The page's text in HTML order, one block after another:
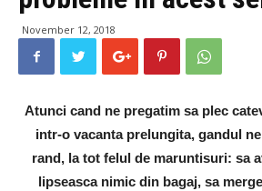
November 12, 2018
Atunci cand ne pregatim sa plec
intr-o vacanta prelungita, gandul
rand, la tot felul de maruntisuri: sa
lipseasca nimic din bagaj, sa